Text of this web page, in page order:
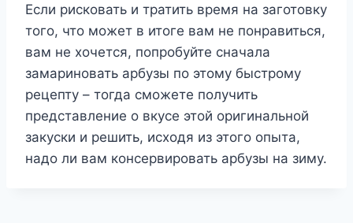
Если рисковать и тратить время на заготовку
того, что может в итоге вам не понравиться,
вам не хочется, попробуйте сначала
замариновать арбузы по этому быстрому
рецепту – тогда сможете получить
представление о вкусе этой оригинальной
закуски и решить, исходя из этого опыта,
надо ли вам консервировать арбузы на зиму.